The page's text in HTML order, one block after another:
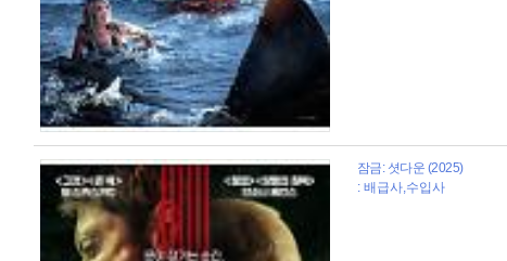
잠금: 셧다운 (2025)
: 배급사,수입사